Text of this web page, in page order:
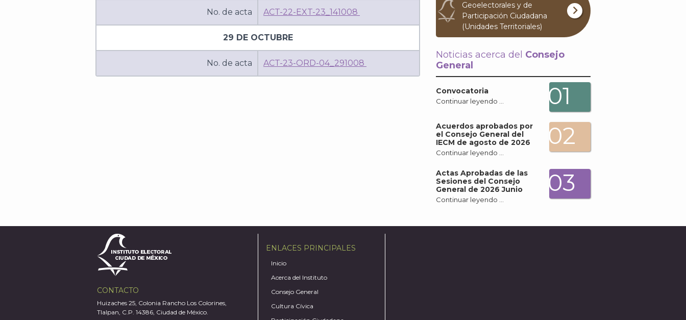
No. de acta ACT-22-EXT-23_141008
29 DE OCTUBRE
No. de acta ACT-23-ORD-04_291008
Geoelectorales y de
Participación Ciudadana
(Unidades Territoriales)
Noticias acerca del Consejo
General
Convocatoria
Continuar leyendo … 01
Acuerdos aprobados por
el Consejo General del
IECM de agosto de 2026
Continuar leyendo …
02
Actas Aprobadas de las
Sesiones del Consejo
General de 2026 Junio
Continuar leyendo …
03
CONTACTO
Huizaches 25, Colonia Rancho Los Colorines,
Tlalpan, C.P. 14386, Ciudad de México.
ENLACES PRINCIPALES
Inicio
Acerca del Instituto
Consejo General
Cultura Cívica